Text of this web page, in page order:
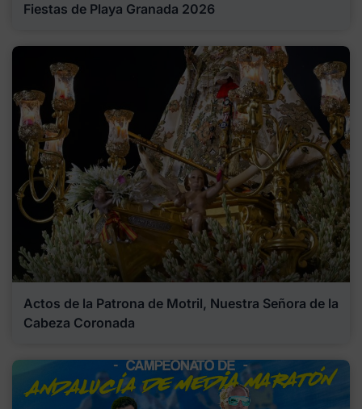
Fiestas de Playa Granada 2026
Actos de la Patrona de Motril, Nuestra Señora de la
Cabeza Coronada